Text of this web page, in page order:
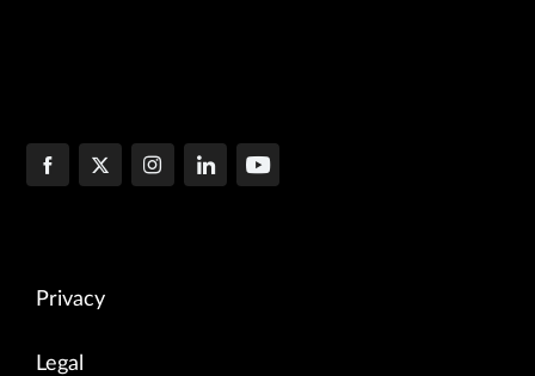
Privacy
Legal